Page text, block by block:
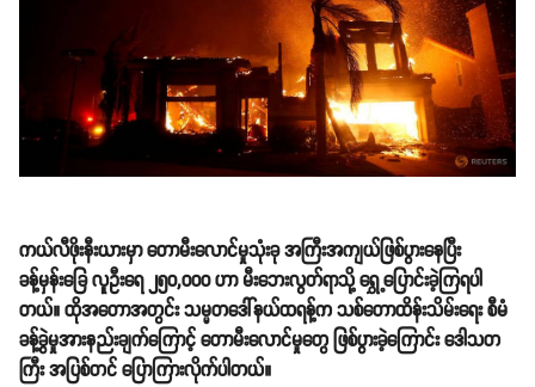
ကယ်လီဖိုးနီးယားမှာ တောမီးလောင်မှုသုံးခု အကြီးအကျယ်ဖြစ်ပွားနေပြီး
ခန့်မှန်းခြေ လူဦးရေ ၂၅၀,၀၀၀ ဟာ မီးဘေးလွတ်ရာသို့ ရွှေ့ပြောင်းခဲ့ကြရပါ
တယ်။ ထိုအတောအတွင်း သမ္မတဒေါ်နယ်ထရန့်က သစ်တောထိန်းသိမ်းရေး စီမံ
ခန့်ခွဲမှုအားနည်းချက်ကြောင့် တောမီးလောင်မှုတွေ ဖြစ်ပွားခဲ့ကြောင်း ဒေါသတ
ကြီး အပြစ်တင် ပြောကြားလိုက်ပါတယ်။